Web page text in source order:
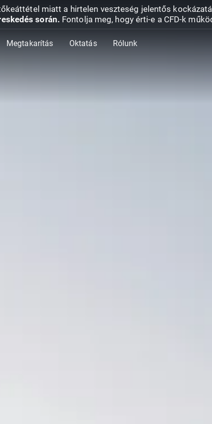
miatt a hirtelen veszteség jelentős
során. Fontolja meg, hogy érti-e a CFD-k
Megtakarítás Oktatás Rólunk